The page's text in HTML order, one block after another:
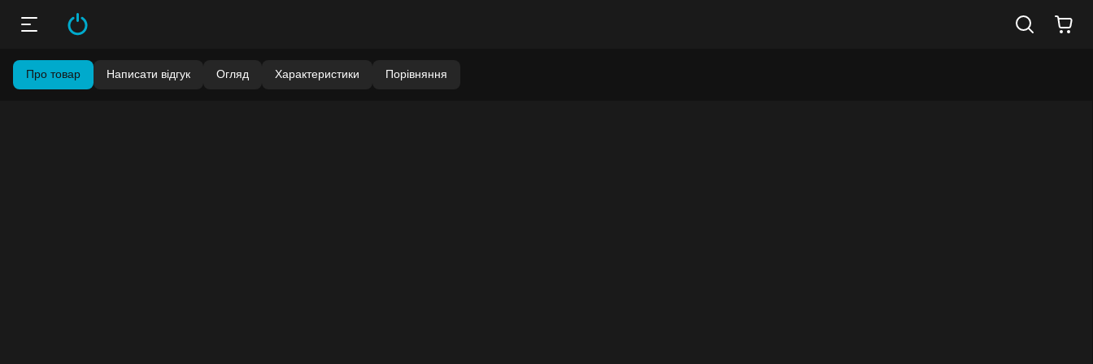
Про товар Написати відгук Огляд Характеристики Порівняння